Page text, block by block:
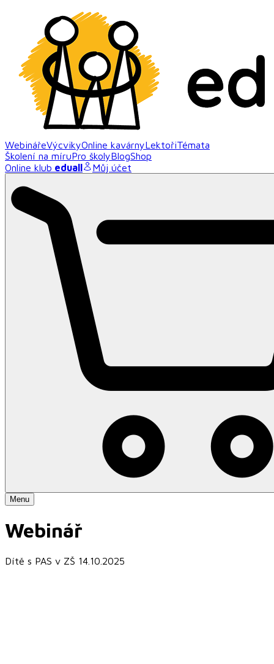
WebinářeVýcvikyOnline kavárnyLektořiTémata
Školení na míruPro školyBlogShop
Online klub eduall Můj účet
Menu
Webinář
Dítě s PAS v ZŠ 14.10.2025